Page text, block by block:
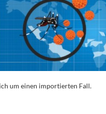
um einen importierten Fall.